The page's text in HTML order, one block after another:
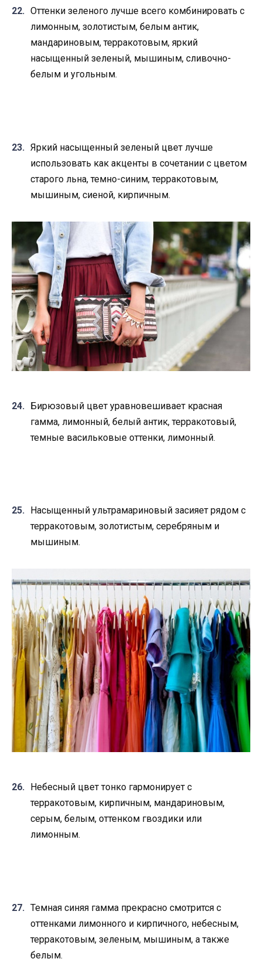
Оттенки зеленого лучше всего комбинировать с
лимонным, золотистым, белым антик,
мандариновым, терракотовым, яркий
насыщенный зеленый, мышиным, сливочно-
белым и угольным.
Яркий насыщенный зеленый цвет лучше
использовать как акценты в сочетании с цветом
старого льна, темно-синим, терракотовым,
мышиным, сиеной, кирпичным.
Бирюзовый цвет уравновешивает красная
гамма, лимонный, белый антик, терракотовый,
темные васильковые оттенки, лимонный.
Насыщенный ультрамариновый засияет рядом с
терракотовым, золотистым, серебряным и
мышиным.
Небесный цвет тонко гармонирует с
терракотовым, кирпичным, мандариновым,
серым, белым, оттенком гвоздики или
лимонным.
Темная синяя гамма прекрасно смотрится с
оттенками лимонного и кирпичного, небесным,
терракотовым, зеленым, мышиным, а также
белым.